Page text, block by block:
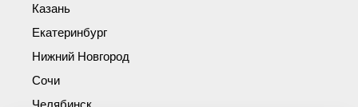
Казань
Екатеринбург
Нижний Новгород
Сочи
Челябинск